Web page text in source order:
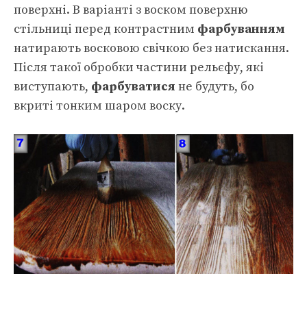
поверхні. В варіанті з воском поверхню
стільниці перед контрастним фарбуванням
натирають восковою свічкою без натискання.
Після такої обробки частини рельєфу, які
виступають, фарбуватися не будуть, бо
вкриті тонким шаром воску.